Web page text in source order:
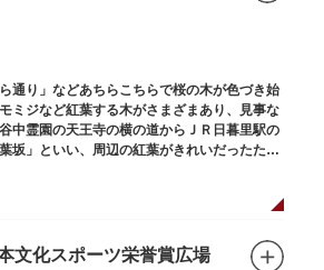
通り」などあちらこちらで桜の木が色づき始
ミジなど紅葉する木がさまざまあり、見事な
中霊園の天王寺の横の道からＪＲ日暮里駅の
坂」といい、周辺の紅葉がきれいだったため
があります。
文化スポーツ栄誉賞広場